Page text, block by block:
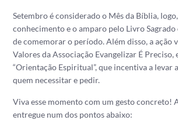
Setembro é considerado o Mês da Bíblia,
conhecimento e o amparo pelo Livro
de comemorar o período. Além disso, a ação
Valores da Associação Evangelizar É Preciso,
“Orientação Espiritual”, que incentiva a levar
quem necessitar e pedir.
Viva esse momento com um gesto concreto!
entregue num dos pontos abaixo: